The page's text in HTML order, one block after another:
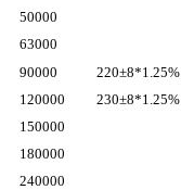
50000
63000
90000
220±8*1.25%
120000
230±8*1.25%
150000
180000
240000